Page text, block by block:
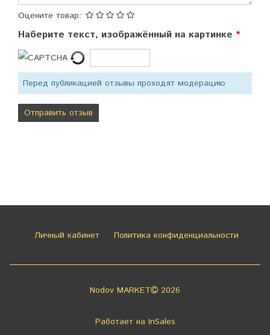
Оцените товар:
Наберите текст, изображённый на картинке
Перед публикацией отзывы проходят модерацию
Личный кабинет Политика конфиденциальности
Nodov MARKET 2026
Работает на InSales